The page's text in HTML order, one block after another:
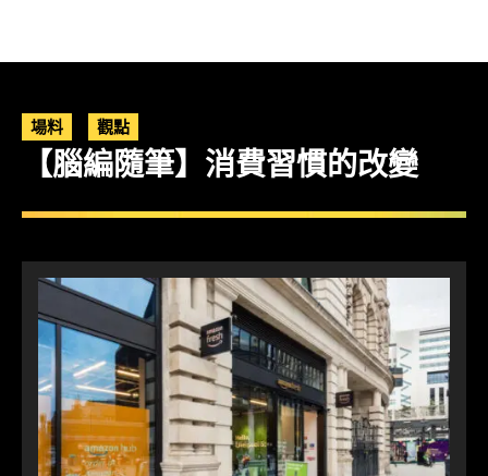
場料 觀點
【腦編隨筆】消費習慣的改變